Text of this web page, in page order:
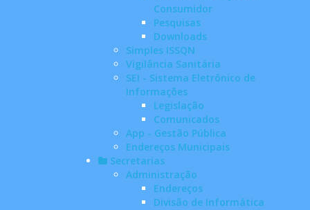
Consumidor
Pesquisas
Downloads
Simples ISSQN
Vigilância Sanitária
SEI - Sistema Eletrônico de
Informações
Legislação
Comunicados
App - Gestão Pública
Endereços Municipais
Secretarias
Administração
Endereços
Divisão de Informática